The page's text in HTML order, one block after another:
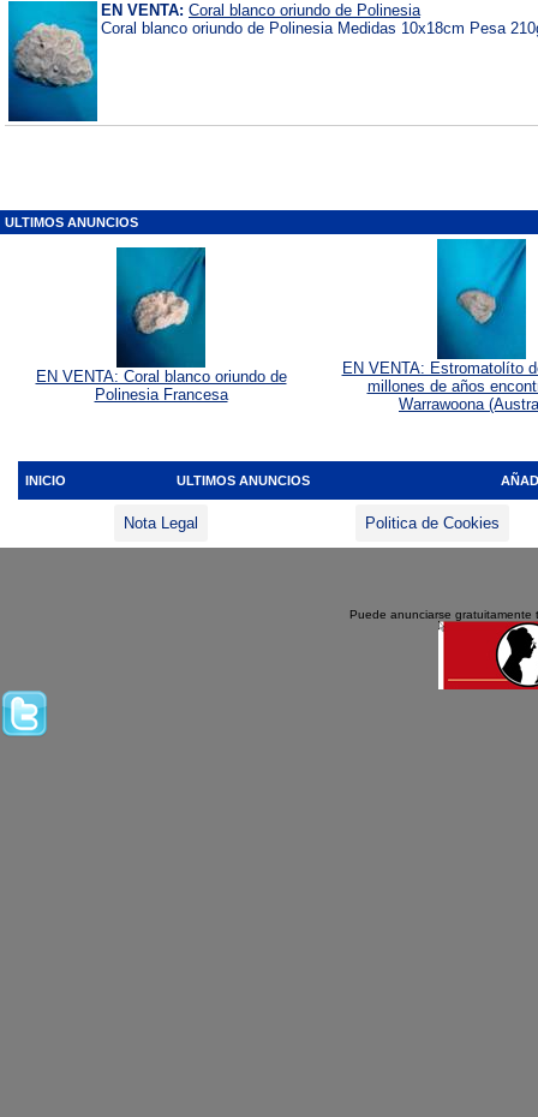
EN VENTA: Coral blanco oriundo de Polinesia
Coral blanco oriundo de Polinesia Medidas 10x18cm Pesa
ULTIMOS ANUNCIOS
EN VENTA: Coral blanco oriundo de
Polinesia Francesa
EN VENTA: Estromatolíto
millones de años
Warrawoona
INICIO ULTIMOS ANUNCIOS
Nota Legal Politica de Cookies
Puede anunciarse